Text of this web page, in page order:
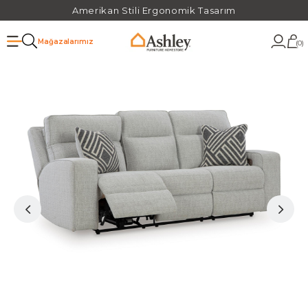
Amerikan Stili Ergonomik Tasarım
Mağazalarımız 0